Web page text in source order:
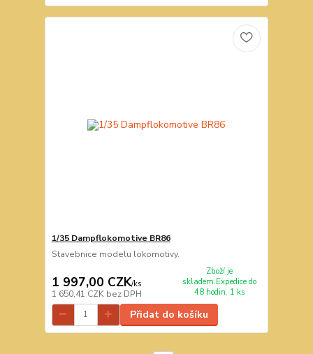
1/35 Dampflokomotive BR86
Stavebnice modelu lokomotivy.
1 997,00 CZK/ks
1 650,41 CZK bez DPH
Zboží je
skladem.Expedice do
48 hodin. 1 ks
Přidat do košíku